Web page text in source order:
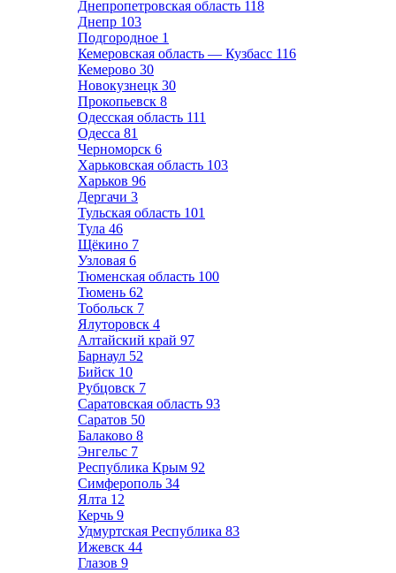
Днепропетровская область 118
Днепр 103
Подгородное 1
Кемеровская область — Кузбасс 116
Кемерово 30
Новокузнецк 30
Прокопьевск 8
Одесская область 111
Одесса 81
Черноморск 6
Харьковская область 103
Харьков 96
Дергачи 3
Тульская область 101
Тула 46
Щёкино 7
Узловая 6
Тюменская область 100
Тюмень 62
Тобольск 7
Ялуторовск 4
Алтайский край 97
Барнаул 52
Бийск 10
Рубцовск 7
Саратовская область 93
Саратов 50
Балаково 8
Энгельс 7
Республика Крым 92
Симферополь 34
Ялта 12
Керчь 9
Удмуртская Республика 83
Ижевск 44
Глазов 9